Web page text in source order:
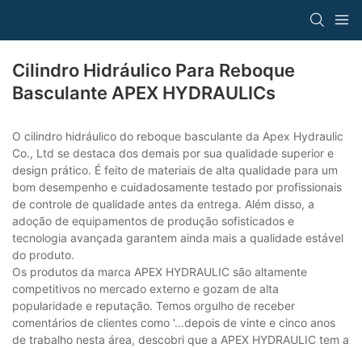
Cilindro Hidráulico Para Reboque
Basculante APEX HYDRAULICs
O cilindro hidráulico do reboque basculante da Apex Hydraulic
Co., Ltd se destaca dos demais por sua qualidade superior e
design prático. É feito de materiais de alta qualidade para um
bom desempenho e cuidadosamente testado por profissionais
de controle de qualidade antes da entrega. Além disso, a
adoção de equipamentos de produção sofisticados e
tecnologia avançada garantem ainda mais a qualidade estável
do produto.
Os produtos da marca APEX HYDRAULIC são altamente
competitivos no mercado externo e gozam de alta
popularidade e reputação. Temos orgulho de receber
comentários de clientes como '...depois de vinte e cinco anos
de trabalho nesta área, descobri que a APEX HYDRAULIC tem a